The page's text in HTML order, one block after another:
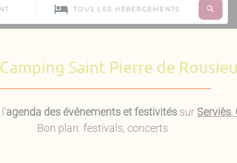
Saint Pierre de
agenda des événements et festivités sur Serviès,
Bon plan. festivals, concerts